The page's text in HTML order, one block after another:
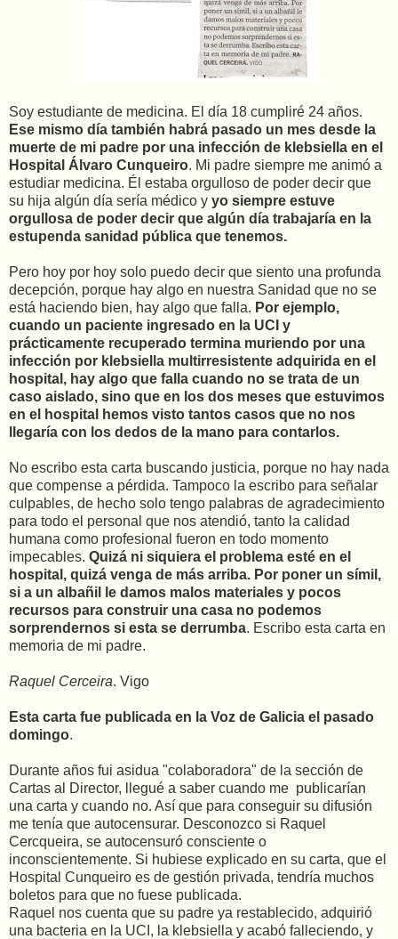
Soy estudiante de medicina. El día 18 cumpliré 24 años.
Ese mismo día también habrá pasado un mes desde la
muerte de mi padre por una infección de klebsiella en el
Hospital Álvaro Cunqueiro. Mi padre siempre me animó a
estudiar medicina. Él estaba orgulloso de poder decir que
su hija algún día sería médico y yo siempre estuve
orgullosa de poder decir que algún día trabajaría en la
estupenda sanidad pública que tenemos.
Pero hoy por hoy solo puedo decir que siento una profunda
decepción, porque hay algo en nuestra Sanidad que no se
está haciendo bien, hay algo que falla. Por ejemplo,
cuando un paciente ingresado en la UCI y
prácticamente recuperado termina muriendo por una
infección por klebsiella multirresistente adquirida en el
hospital, hay algo que falla cuando no se trata de un
caso aislado, sino que en los dos meses que estuvimos
en el hospital hemos visto tantos casos que no nos
llegaría con los dedos de la mano para contarlos.
No escribo esta carta buscando justicia, porque no hay nada
que compense a pérdida. Tampoco la escribo para señalar
culpables, de hecho solo tengo palabras de agradecimiento
para todo el personal que nos atendió, tanto la calidad
humana como profesional fueron en todo momento
impecables. Quizá ni siquiera el problema esté en el
hospital, quizá venga de más arriba. Por poner un símil,
si a un albañil le damos malos materiales y pocos
recursos para construir una casa no podemos
sorprendernos si esta se derrumba. Escribo esta carta en
memoria de mi padre.
Raquel Cerceira. Vigo
Esta carta fue publicada en la Voz de Galicia el pasado
domingo.
Durante años fui asidua "colaboradora" de la sección de
Cartas al Director, llegué a saber cuando me publicarían
una carta y cuando no. Así que para conseguir su difusión
me tenía que autocensurar. Desconozco si Raquel
Cercqueira, se autocensuró consciente o
inconscientemente. Si hubiese explicado en su carta, que el
Hospital Cunqueiro es de gestión privada, tendría muchos
boletos para que no fuese publicada.
Raquel nos cuenta que su padre ya restablecido, adquirió
una bacteria en la UCI, la klebsiella y acabó falleciendo, y